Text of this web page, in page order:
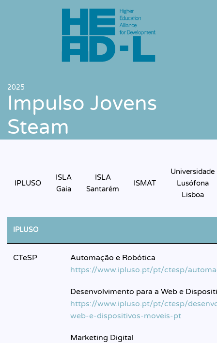
Saltar para o conteúdo principal
2025
Impulso Jovens
Steam
IPLUSO
ISLA
Gaia
ISLA
Santarém
ISMAT
Universidade
Lusófona
Lisboa
IPLUSO
CTeSP
Automação e Robótica
https://www.ipluso.pt/pt/ctesp/
Desenvolvimento para a Web e
https://www.ipluso.pt/pt/ctesp/
web-e-dispositivos-moveis-pt
Marketing Digital